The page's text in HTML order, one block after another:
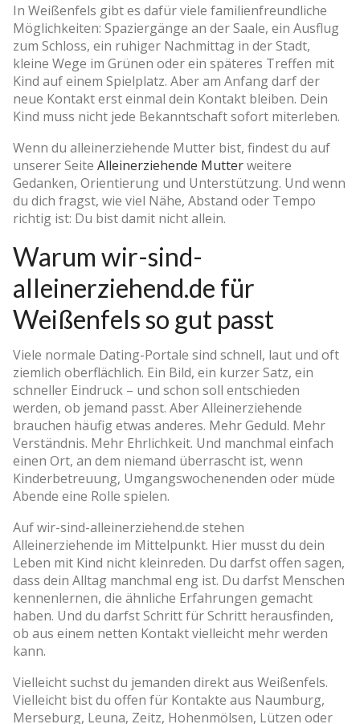
In Weißenfels gibt es dafür viele familienfreundliche
Möglichkeiten: Spaziergänge an der Saale, ein Ausflug
zum Schloss, ein ruhiger Nachmittag in der Stadt,
kleine Wege im Grünen oder ein späteres Treffen mit
Kind auf einem Spielplatz. Aber am Anfang darf der
neue Kontakt erst einmal dein Kontakt bleiben. Dein
Kind muss nicht jede Bekanntschaft sofort miterleben.
Wenn du alleinerziehende Mutter bist, findest du auf
unserer Seite Alleinerziehende Mutterweitere
Gedanken, Orientierung und Unterstützung. Und wenn
du dich fragst, wie viel Nähe, Abstand oder Tempo
richtig ist: Du bist damit nicht allein.
Warum wir-sind-
alleinerziehend.de für
Weißenfels so gut passt
Viele normale Dating-Portale sind schnell, laut und oft
ziemlich oberflächlich. Ein Bild, ein kurzer Satz, ein
schneller Eindruck – und schon soll entschieden
werden, ob jemand passt. Aber Alleinerziehende
brauchen häufig etwas anderes. Mehr Geduld. Mehr
Verständnis. Mehr Ehrlichkeit. Und manchmal einfach
einen Ort, an dem niemand überrascht ist, wenn
Kinderbetreuung, Umgangswochenenden oder müde
Abende eine Rolle spielen.
Auf wir-sind-alleinerziehend.de stehen
Alleinerziehende im Mittelpunkt. Hier musst du dein
Leben mit Kind nicht kleinreden. Du darfst offen sagen,
dass dein Alltag manchmal eng ist. Du darfst Menschen
kennenlernen, die ähnliche Erfahrungen gemacht
haben. Und du darfst Schritt für Schritt herausfinden,
ob aus einem netten Kontakt vielleicht mehr werden
kann.
Vielleicht suchst du jemanden direkt aus Weißenfels.
Vielleicht bist du offen für Kontakte aus Naumburg,
Merseburg, Leuna, Zeitz, Hohenmölsen, Lützen oder